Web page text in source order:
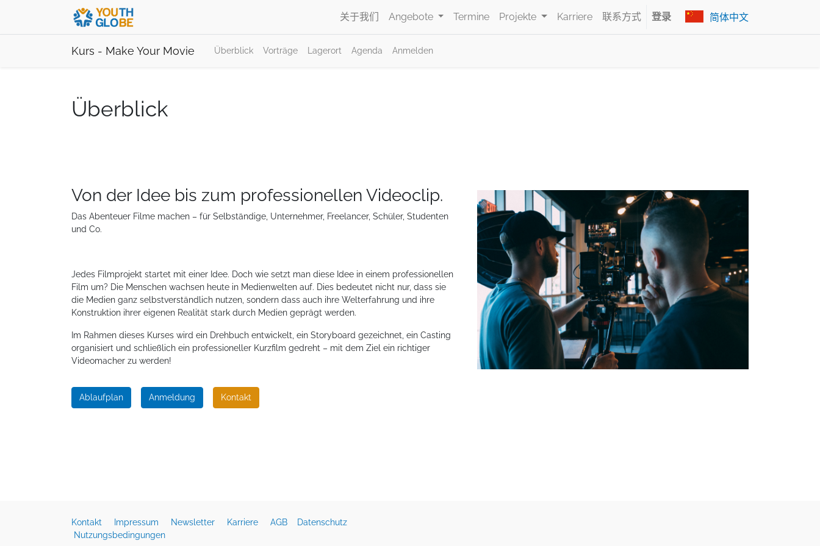
关于我们 Angebote Termine Projekte Karriere 联系方式 登录 简体中文
Kurs - Make Your Movie Überblick Vorträge Lagerort Agenda Anmelden
Überblick
Von der Idee bis zum professionellen Videoclip.
Das Abenteuer Filme machen – für Selbständige, Unternehmer, Freelancer, Schüler, Studenten
und Co.
Jedes Filmprojekt startet mit einer Idee. Doch wie setzt man diese Idee in einem professionellen
Film um? Die Menschen wachsen heute in Medienwelten auf. Dies bedeutet nicht nur, dass sie
die Medien ganz selbstverständlich nutzen, sondern dass auch ihre Welterfahrung und ihre
Konstruktion ihrer eigenen Realität stark durch Medien geprägt werden.
Im Rahmen dieses Kurses wird ein Drehbuch entwickelt, ein Storyboard gezeichnet, ein Casting
organisiert und schließlich ein professioneller Kurzfilm gedreht – mit dem Ziel ein richtiger
Videomacher zu werden!
Ablaufplan Anmeldung Kontakt
Kontakt Impressum Newsletter Karriere AGB
Datenschutz
Nutzungsbedingungen